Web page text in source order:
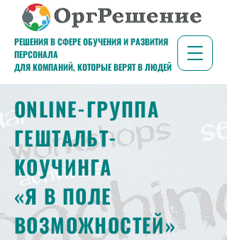
РЕШЕНИЯ В СФЕРЕ ОБУЧЕНИЯ И РАЗВИТИЯ
ПЕРСОНАЛА
ДЛЯ КОМПАНИЙ, КОТОРЫЕ ВЕРЯТ В ЛЮДЕЙ
ONLINE-ГРУППА
ГЕШТАЛЬТ-
КОУЧИНГА
«Я В ПОЛЕ
ВОЗМОЖНОСТЕЙ»